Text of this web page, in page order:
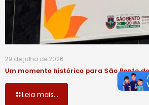
29 de julho de 2026
Um momento histórico para São Bento
Leia mais...